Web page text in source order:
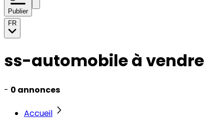
Publier
FR
ss-automobile à vendre
- 0 annonces
Accueil